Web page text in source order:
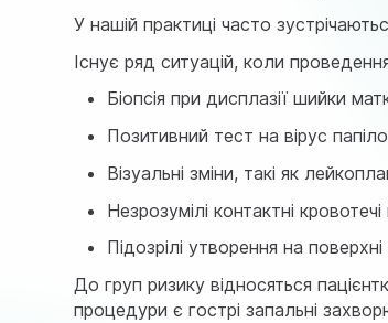
У нашій практиці часто
Існує ряд ситуацій, коли
Біопсія при дисплазії шийки
Позитивний тест на вірус
Візуальні зміни, такі як
Незрозумілі контактні
Підозрілі утворення на
До груп ризику відносяться
процедури є гострі запальні